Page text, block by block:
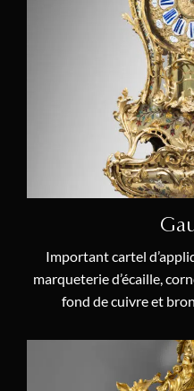
André Furet (1)
I. Têteblanche (1)
Julien II Le Roy (4)
Pierre II Le Roy (1)
Jean-André et Jean-
Antoine-Nicolas
Robert Osmond (2)
Michel Stollenwerck
François Viger (3)
Important cartel
marqueterie d’écaille,
fond de cuivre et